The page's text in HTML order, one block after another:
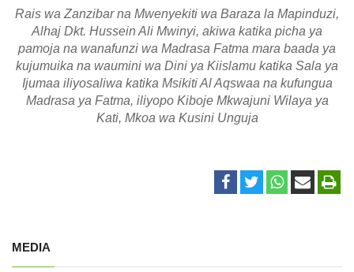
Rais wa Zanzibar na Mwenyekiti wa Baraza la Mapinduzi,
Alhaj Dkt. Hussein Ali Mwinyi, akiwa katika picha ya
pamoja na wanafunzi wa Madrasa Fatma mara baada ya
kujumuika na waumini wa Dini ya Kiislamu katika Sala ya
Ijumaa iliyosaliwa katika Msikiti Al Aqswaa na kufungua
Madrasa ya Fatma, iliyopo Kiboje Mkwajuni Wilaya ya
Kati, Mkoa wa Kusini Unguja
MEDIA